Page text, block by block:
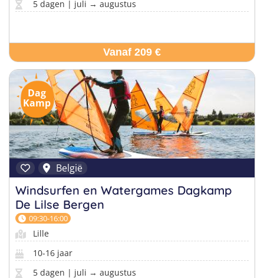
5 dagen | juli → augustus
Vanaf 209 €
Dag
Kamp
België
Windsurfen en Watergames Dagkamp
De Lilse Bergen
09:30-16:00
Lille
10-16 jaar
5 dagen | juli → augustus